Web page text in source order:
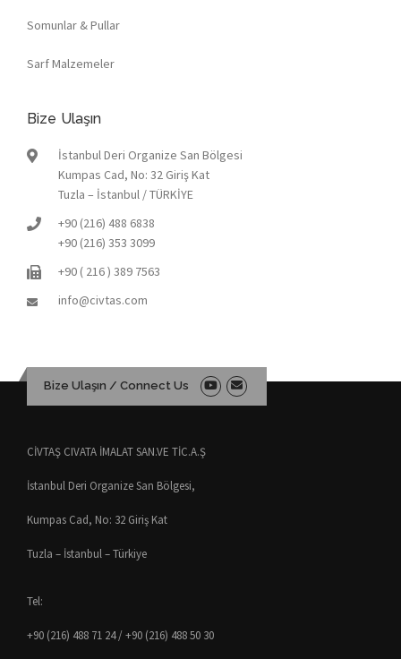
Somunlar & Pullar
Sarf Malzemeler
Bize Ulaşın
İstanbul Deri Organize San Bölgesi
Kumpas Cad, No: 32 Giriş Kat
Tuzla – İstanbul / TÜRKİYE
+90 (216) 488 6838
+90 (216) 353 3099
+90 ( 216 ) 389 7563
info@civtas.com
Bize Ulaşın / Connect Us
CİVTAŞ CIVATA İMALAT SAN.VE TİC.A.Ş
İstanbul Deri Organize San Bölgesi,
Kumpas Cad, No: 32 Giriş Kat
Tuzla – İstanbul – Türkiye
Tel:
+90 (216) 488 71 24 / +90 (216) 488 50 30